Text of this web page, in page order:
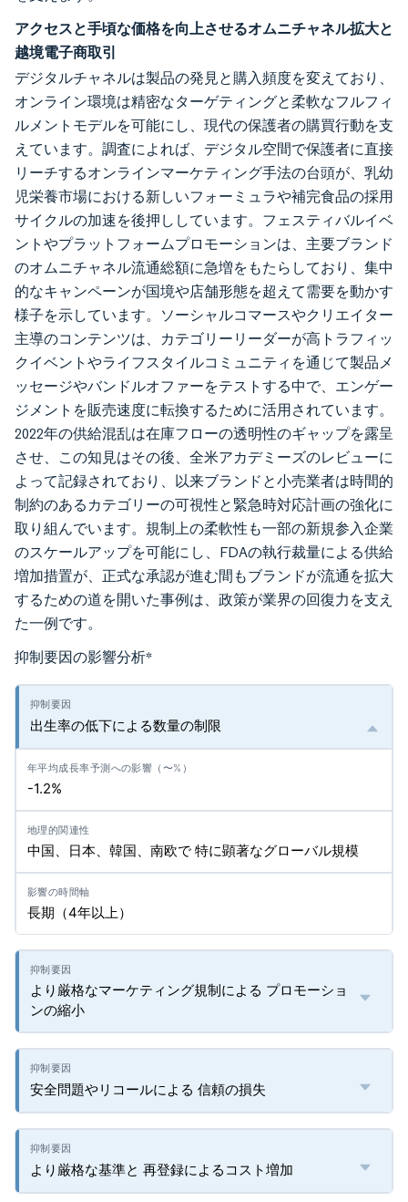
アクセスと手頃な価格を向上させるオムニチャネル拡大と
越境電子商取引
デジタルチャネルは製品の発見と購入頻度を変えており、
オンライン環境は精密なターゲティングと柔軟なフルフィ
ルメントモデルを可能にし、現代の保護者の購買行動を支
えています。調査によれば、デジタル空間で保護者に直接
リーチするオンラインマーケティング手法の台頭が、乳幼
児栄養市場における新しいフォーミュラや補完食品の採用
サイクルの加速を後押ししています。フェスティバルイベ
ントやプラットフォームプロモーションは、主要ブランド
のオムニチャネル流通総額に急増をもたらしており、集中
的なキャンペーンが国境や店舗形態を超えて需要を動かす
様子を示しています。ソーシャルコマースやクリエイター
主導のコンテンツは、カテゴリーリーダーが高トラフィッ
クイベントやライフスタイルコミュニティを通じて製品メ
ッセージやバンドルオファーをテストする中で、エンゲー
ジメントを販売速度に転換するために活用されています。
2022年の供給混乱は在庫フローの透明性のギャップを露呈
させ、この知見はその後、全米アカデミーズのレビューに
よって記録されており、以来ブランドと小売業者は時間的
制約のあるカテゴリーの可視性と緊急時対応計画の強化に
取り組んでいます。規制上の柔軟性も一部の新規参入企業
のスケールアップを可能にし、FDAの執行裁量による供給
増加措置が、正式な承認が進む間もブランドが流通を拡大
するための道を開いた事例は、政策が業界の回復力を支え
た一例です。
抑制要因の影響分析*
出生率の低下による数量の制限
-1.2%
中国、日本、韓国、南欧で 特に顕著なグローバル規模
長期（4年以上）
より厳格なマーケティング規制による プロモーショ
ンの縮小
安全問題やリコールによる 信頼の損失
より厳格な基準と 再登録によるコスト増加